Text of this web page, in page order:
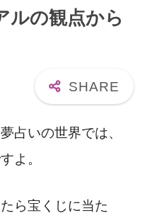
ルの観点から
占いの世界では、
よ。
ら宝くじに当た